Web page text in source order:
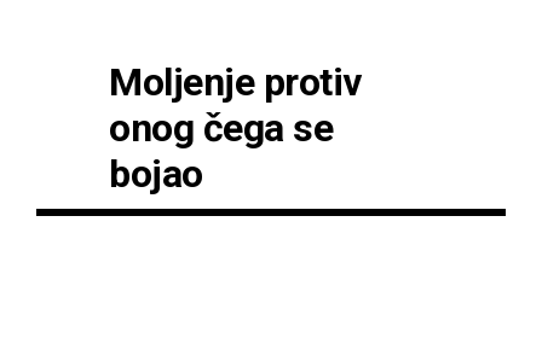
Moljenje protiv
onog čega se
bojao